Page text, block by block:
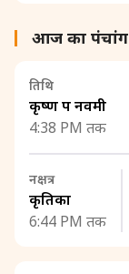
आज का पंचांग
तिथि
कृष्ण पक्ष नवमी
4:38 PM तक
नक्षत्र
कृतिका
6:44 PM तक